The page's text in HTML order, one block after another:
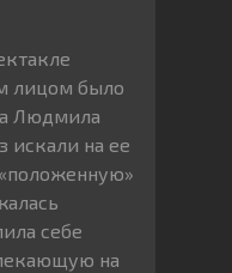
лицом было
а Людмила
искали на ее
себе
на